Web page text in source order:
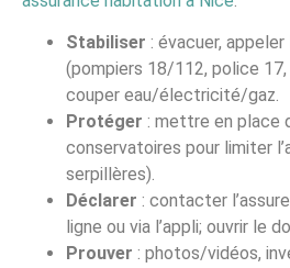
Stabiliser : évacuer,
(pompiers 18/112, police 17,
couper eau/électricité/gaz.
Protéger : mettre en place
conservatoires pour limiter
serpillères).
Déclarer : contacter
ligne ou via l’appli; ouvrir le
Prouver : photos/vidéos,